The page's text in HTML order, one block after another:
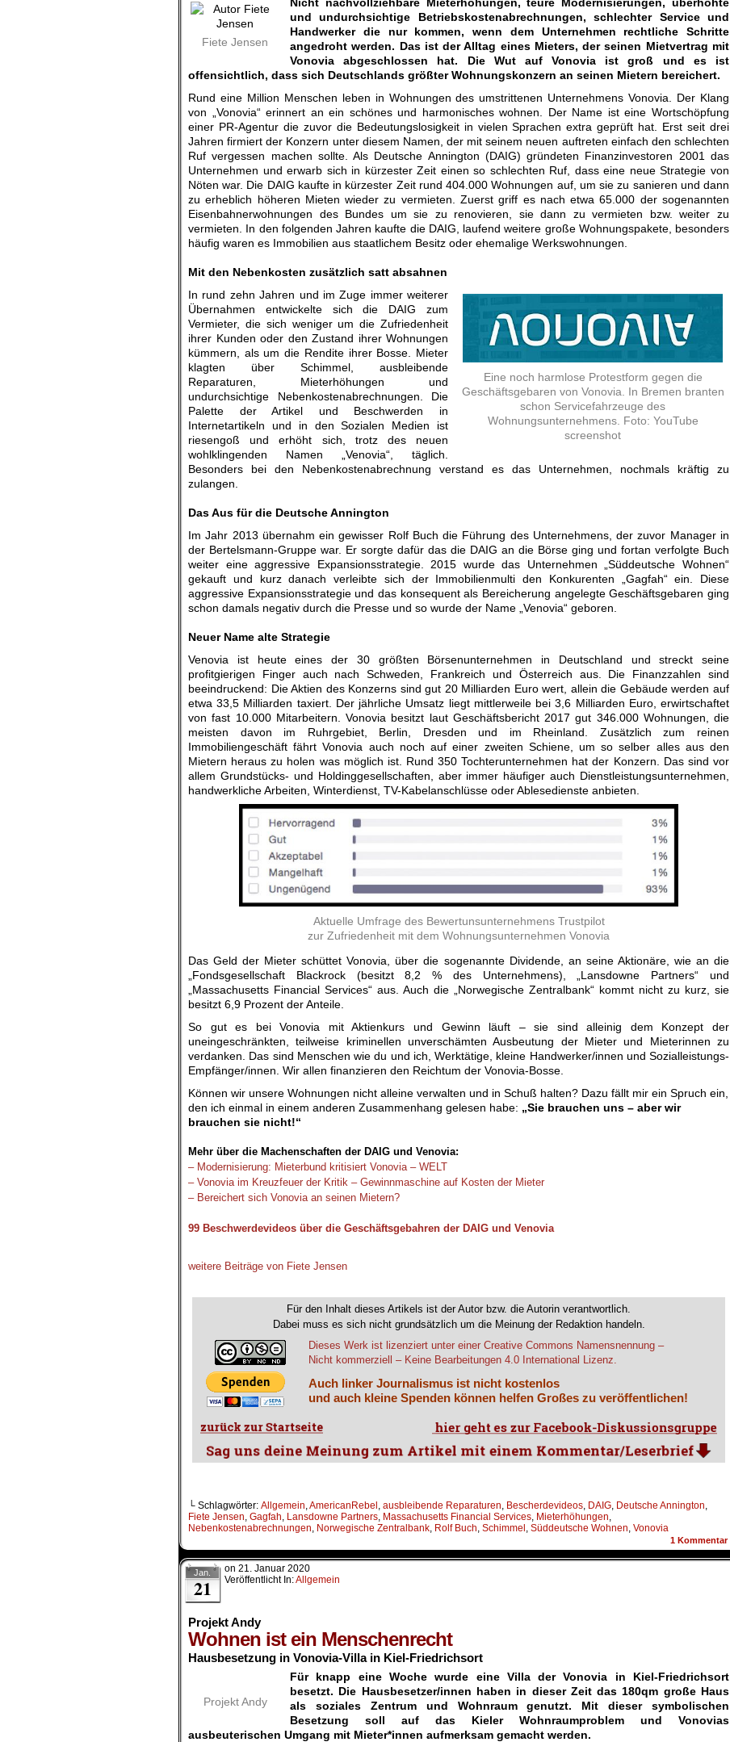
Fiete Jensen
und undurchsichtige Betriebskostenabrechnungen, schlechter Service und
Handwerker die nur kommen, wenn dem Unternehmen rechtliche Schritte
angedroht werden. Das ist der Alltag eines Mieters, der seinen Mietvertrag mit
Vonovia abgeschlossen hat. Die Wut auf Vonovia ist groß und es ist
offensichtlich, dass sich Deutschlands größter Wohnungskonzern an seinen Mietern bereichert.
Rund eine Million Menschen leben in Wohnungen des umstrittenen Unternehmens Vonovia. Der Klang
von „Vonovia“ erinnert an ein schönes und harmonisches wohnen. Der Name ist eine Wortschöpfung
einer PR-Agentur die zuvor die Bedeutungslosigkeit in vielen Sprachen extra geprüft hat. Erst seit drei
Jahren firmiert der Konzern unter diesem Namen, der mit seinem neuen auftreten einfach den schlechten
Ruf vergessen machen sollte. Als Deutsche Annington (DAIG) gründeten Finanzinvestoren 2001 das
Unternehmen und erwarb sich in kürzester Zeit einen so schlechten Ruf, dass eine neue Strategie von
Nöten war. Die DAIG kaufte in kürzester Zeit rund 404.000 Wohnungen auf, um sie zu sanieren und dann
zu erheblich höheren Mieten wieder zu vermieten. Zuerst griff es nach etwa 65.000 der sogenannten
Eisenbahnerwohnungen des Bundes um sie zu renovieren, sie dann zu vermieten bzw. weiter zu
vermieten. In den folgenden Jahren kaufte die DAIG, laufend weitere große Wohnungspakete, besonders
häufig waren es Immobilien aus staatlichem Besitz oder ehemalige Werkswohnungen.
Mit den Nebenkosten zusätzlich satt absahnen
Eine noch harmlose Protestform gegen die
Geschäftsgebaren von Vonovia. In Bremen branten
schon Servicefahrzeuge des
Wohnungsunternehmens. Foto: YouTube
screenshot
In rund zehn Jahren und im Zuge immer weiterer
Übernahmen entwickelte sich die DAIG zum
Vermieter, die sich weniger um die Zufriedenheit
ihrer Kunden oder den Zustand ihrer Wohnungen
kümmern, als um die Rendite ihrer Bosse. Mieter
klagten über Schimmel, ausbleibende
Reparaturen, Mieterhöhungen und
undurchsichtige Nebenkostenabrechnungen. Die
Palette der Artikel und Beschwerden in
Internetartikeln und in den Sozialen Medien ist
riesengoß und erhöht sich, trotz des neuen
wohlklingenden Namen „Venovia“, täglich.
Besonders bei den Nebenkostenabrechnung verstand es das Unternehmen, nochmals kräftig zu
zulangen.
Das Aus für die Deutsche Annington
Im Jahr 2013 übernahm ein gewisser Rolf Buch die Führung des Unternehmens, der zuvor Manager in
der Bertelsmann-Gruppe war. Er sorgte dafür das die DAIG an die Börse ging und fortan verfolgte Buch
weiter eine aggressive Expansionsstrategie. 2015 wurde das Unternehmen „Süddeutsche Wohnen“
gekauft und kurz danach verleibte sich der Immobilienmulti den Konkurenten „Gagfah“ ein. Diese
aggressive Expansionsstrategie und das konsequent als Bereicherung angelegte Geschäftsgebaren ging
schon damals negativ durch die Presse und so wurde der Name „Venovia“ geboren.
Neuer Name alte Strategie
Venovia ist heute eines der 30 größten Börsenunternehmen in Deutschland und streckt seine
profitgierigen Finger auch nach Schweden, Frankreich und Österreich aus. Die Finanzzahlen sind
beeindruckend: Die Aktien des Konzerns sind gut 20 Milliarden Euro wert, allein die Gebäude werden auf
etwa 33,5 Milliarden taxiert. Der jährliche Umsatz liegt mittlerweile bei 3,6 Milliarden Euro, erwirtschaftet
von fast 10.000 Mitarbeitern. Vonovia besitzt laut Geschäftsbericht 2017 gut 346.000 Wohnungen, die
meisten davon im Ruhrgebiet, Berlin, Dresden und im Rheinland. Zusätzlich zum reinen
Immobiliengeschäft fährt Vonovia auch noch auf einer zweiten Schiene, um so selber alles aus den
Mietern heraus zu holen was möglich ist. Rund 350 Tochterunternehmen hat der Konzern. Das sind vor
allem Grundstücks- und Holdinggesellschaften, aber immer häufiger auch Dienstleistungsunternehmen,
handwerkliche Arbeiten, Winterdienst, TV-Kabelanschlüsse oder Ablesedienste anbieten.
Aktuelle Umfrage des Bewertunsunternehmens Trustpilot
zur Zufriedenheit mit dem Wohnungsunternehmen Vonovia
Das Geld der Mieter schüttet Vonovia, über die sogenannte Dividende, an seine Aktionäre, wie an die
„Fondsgesellschaft Blackrock (besitzt 8,2 % des Unternehmens), „Lansdowne Partners“ und
„Massachusetts Financial Services“ aus. Auch die „Norwegische Zentralbank“ kommt nicht zu kurz, sie
besitzt 6,9 Prozent der Anteile.
So gut es bei Vonovia mit Aktienkurs und Gewinn läuft – sie sind alleinig dem Konzept der
uneingeschränkten, teilweise kriminellen unverschämten Ausbeutung der Mieter und Mieterinnen zu
verdanken. Das sind Menschen wie du und ich, Werktätige, kleine Handwerker/innen und Sozialleistungs-
Empfänger/innen. Wir allen finanzieren den Reichtum der Vonovia-Bosse.
Können wir unsere Wohnungen nicht alleine verwalten und in Schuß halten? Dazu fällt mir ein Spruch ein,
den ich einmal in einem anderen Zusammenhang gelesen habe: „Sie brauchen uns – aber wir
brauchen sie nicht!“
Mehr über die Machenschaften der DAIG und Venovia:
– Modernisierung: Mieterbund kritisiert Vonovia – WELT
– Vonovia im Kreuzfeuer der Kritik – Gewinnmaschine auf Kosten der Mieter
– Bereichert sich Vonovia an seinen Mietern?
99 Beschwerdevideos über die Geschäftsgebahren der DAIG und Venovia
weitere Beiträge von Fiete Jensen
Für den Inhalt dieses Artikels ist der Autor bzw. die Autorin verantwortlich.
Dabei muss es sich nicht grundsätzlich um die Meinung der Redaktion handeln.
Dieses Werk ist lizenziert unter einer Creative Commons Namensnennung –
Nicht kommerziell – Keine Bearbeitungen 4.0 International Lizenz.
Auch linker Journalismus ist nicht kostenlos
und auch kleine Spenden können helfen Großes zu veröffentlichen!
└ Schlagwörter: Allgemein AmericanRebel ausbleibende Reparaturen Bescherdevideos DAIG Deutsche Annington
Fiete Jensen Gagfah Lansdowne Partners Massachusetts Financial Services Mieterhöhungen
Nebenkostenabrechnungen Norwegische Zentralbank Rolf Buch Schimmel Süddeutsche Wohnen Vonovia
1 Kommentar
Jan.
21
on 21. Januar 2020
Veröffentlicht In:Allgemein
Projekt Andy
Wohnen ist ein Menschenrecht
Hausbesetzung in Vonovia-Villa in Kiel-Friedrichsort
Projekt Andy
Für knapp eine Woche wurde eine Villa der Vonovia in Kiel-Friedrichsort
besetzt. Die Hausbesetzer/innen haben in dieser Zeit das 180qm große Haus
als soziales Zentrum und Wohnraum genutzt. Mit dieser symbolischen
Besetzung soll auf das Kieler Wohnraumproblem und Vonovias
ausbeuterischen Umgang mit Mieter*innen aufmerksam gemacht werden.